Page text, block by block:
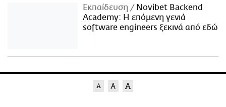
Εκπαίδευση
Novibet Backend
Academy: Η επόμενη γενιά
software engineers ξεκινά από εδώ